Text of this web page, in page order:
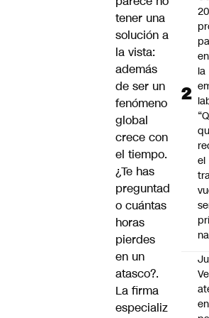
tener una
solución a
la vista:
además
de ser un
fenómeno
global
crece con
el tiempo.
¿Te has
preguntad
o cuántas
horas
pierdes
en un
atasco?.
La firma
especializ
20
la
el